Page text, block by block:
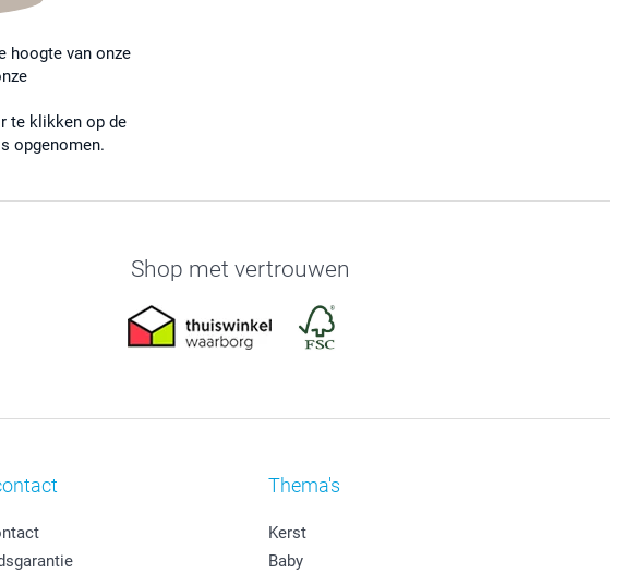
hoogte van onze
te klikken op de
opgenomen.
Shop met vertrouwen
Thema's
Kerst
Baby